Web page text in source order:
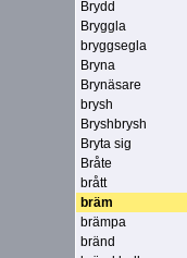
Brydd
Bryggla
bryggsegla
Bryna
Brynäsare
brysh
Bryshbrysh
Bryta sig
Bråte
brått
bräm
brämpa
bränd